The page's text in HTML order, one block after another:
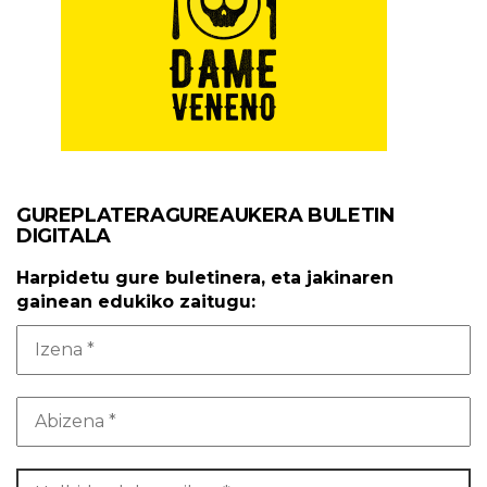
GUREPLATERAGUREAUKERA BULETIN
DIGITALA
Harpidetu gure buletinera, eta jakinaren
gainean edukiko zaitugu: